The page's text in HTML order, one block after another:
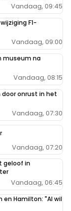
Vandaag, 09:45
F1-
Vandaag, 09:00
museum na
Vandaag, 08:15
door onrust in het
Vandaag, 07:30
Vandaag, 07:20
geloof in
Vandaag, 06:45
en Hamilton: "Al wil